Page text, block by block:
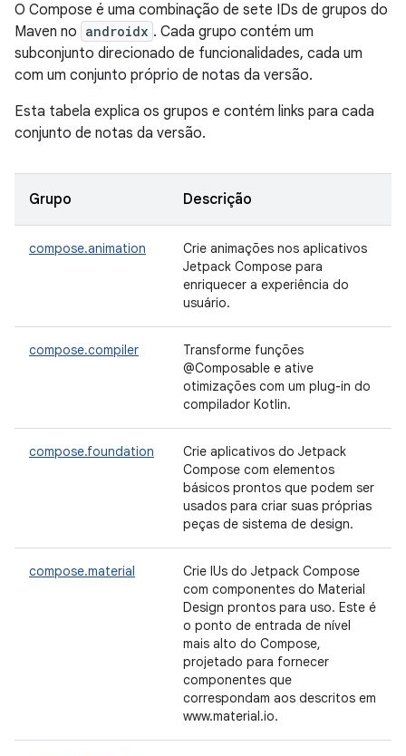
O Compose é uma combinação de sete IDs de grupos do
Maven no androidx . Cada grupo contém um
subconjunto direcionado de funcionalidades, cada um
com um conjunto próprio de notas da versão.
Esta tabela explica os grupos e contém links para cada
conjunto de notas da versão.
Grupo Descrição
compose.animation
Crie animações nos aplicativos
Jetpack Compose para
enriquecer a experiência do
usuário.
compose.compiler
Transforme funções
@Composable e ative
otimizações com um plug-in do
compilador Kotlin.
compose.foundation
Crie aplicativos do Jetpack
Compose com elementos
básicos prontos que podem ser
usados para criar suas próprias
peças de sistema de design.
compose.material
Crie IUs do Jetpack Compose
com componentes do Material
Design prontos para uso. Este é
o ponto de entrada de nível
mais alto do Compose,
projetado para fornecer
componentes que
correspondam aos descritos em
www.material.io.